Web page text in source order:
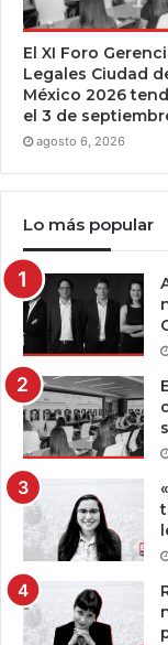
El XI Foro
Legales Ciudad
México 2026
el 3 de
agosto 6, 2026
Lo más popular